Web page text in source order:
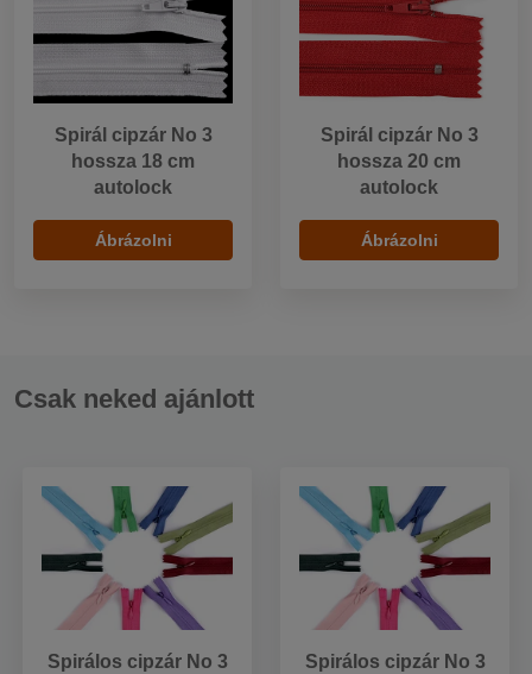
Spirál cipzár No 3
hossza 18 cm
autolock
Ábrázolni
Spirál cipzár No 3
hossza 20 cm
autolock
Ábrázolni
Csak neked ajánlott
Spirálos cipzár No 3
Spirálos cipzár No 3